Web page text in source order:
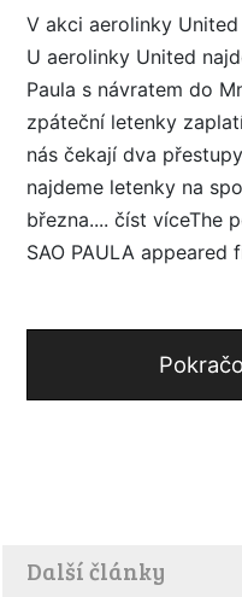
V akci aerolinky
U aerolinky United
Paula s návratem do
zpáteční letenky
nás čekají dva
najdeme letenky na
března.... číst víceThe
SAO PAULA
Další články